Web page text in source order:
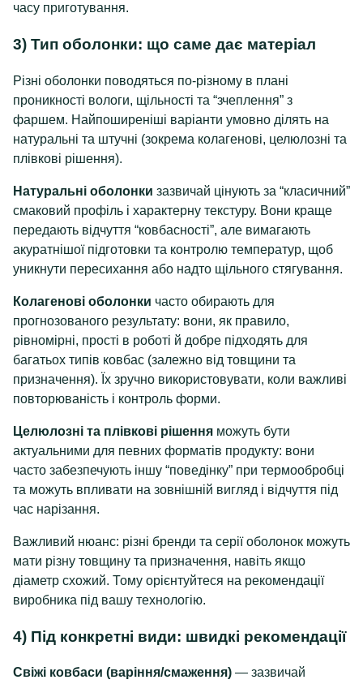
часу приготування.
3) Тип оболонки: що саме дає матеріал
Різні оболонки поводяться по-різному в плані
проникності вологи, щільності та “зчеплення” з
фаршем. Найпоширеніші варіанти умовно ділять на
натуральні та штучні (зокрема колагенові, целюлозні та
плівкові рішення).
Натуральні оболонки зазвичай цінують за “класичний”
смаковий профіль і характерну текстуру. Вони краще
передають відчуття “ковбасності”, але вимагають
акуратнішої підготовки та контролю температур, щоб
уникнути пересихання або надто щільного стягування.
Колагенові оболонки часто обирають для
прогнозованого результату: вони, як правило,
рівномірні, прості в роботі й добре підходять для
багатьох типів ковбас (залежно від товщини та
призначення). Їх зручно використовувати, коли важливі
повторюваність і контроль форми.
Целюлозні та плівкові рішення можуть бути
актуальними для певних форматів продукту: вони
часто забезпечують іншу “поведінку” при термообробці
та можуть впливати на зовнішній вигляд і відчуття під
час нарізання.
Важливий нюанс: різні бренди та серії оболонок можуть
мати різну товщину та призначення, навіть якщо
діаметр схожий. Тому орієнтуйтеся на рекомендації
виробника під вашу технологію.
4) Під конкретні види: швидкі рекомендації
Свіжі ковбаси (варіння/смаження) — зазвичай